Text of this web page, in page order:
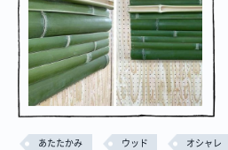
SNSで進捗を見る
過去の作品動画を見る
あたたかみ ウッド オシャレ